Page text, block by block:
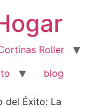
Roller
blog
del Éxito: La